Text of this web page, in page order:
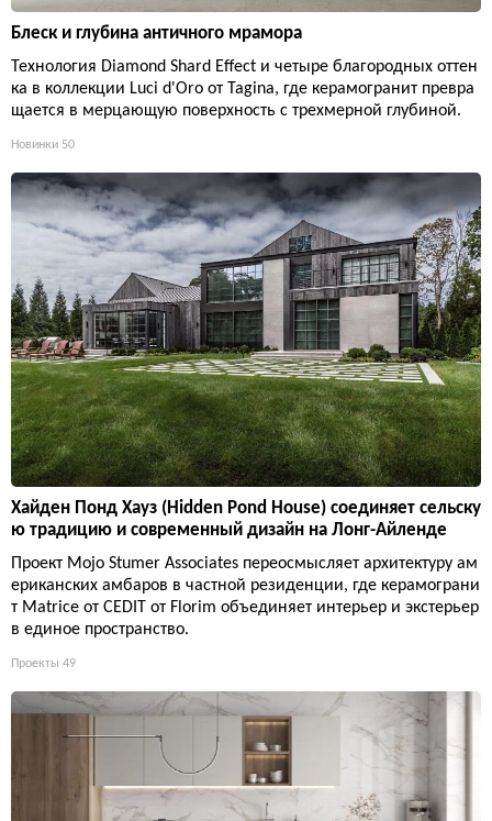
Блеск и глубина античного мрамора
Технология Diamond Shard Effect и четыре благородных оттен
ка в коллекции Luci d'Oro от Tagina, где керамогранит превра
щается в мерцающую поверхность с трехмерной глубиной.
Новинки 50
Хайден Понд Хауз (Hidden Pond House) соединяет сельску
ю традицию и современный дизайн на Лонг-Айленде
Проект Mojo Stumer Associates переосмысляет архитектуру ам
ериканских амбаров в частной резиденции, где керамограни
т Matrice от CEDIT от Florim объединяет интерьер и экстерьер
в единое пространство.
Проекты 49